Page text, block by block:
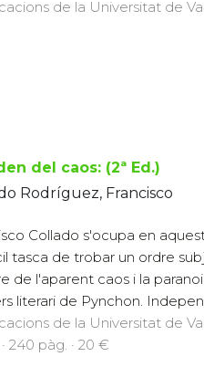
de la Universitat de
del caos: (2ª Ed.)
Rodríguez, Francisco
Collado s'ocupa en
tasca de trobar un ordre
de l'aparent caos i la
literari de Pynchon.
de la Universitat de
240 pàg. · 20 €